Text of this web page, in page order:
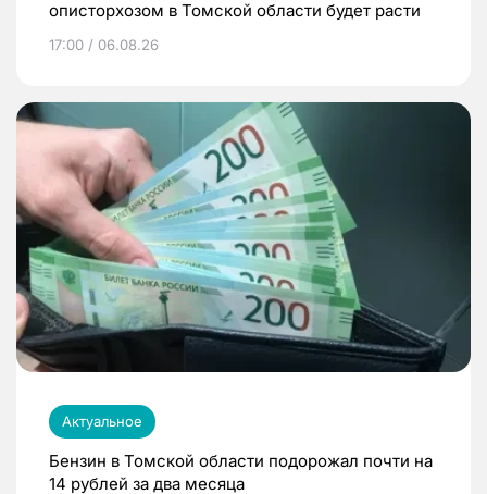
описторхозом в Томской области будет расти
17:00 / 06.08.26
Актуальное
Бензин в Томской области подорожал почти на
14 рублей за два месяца